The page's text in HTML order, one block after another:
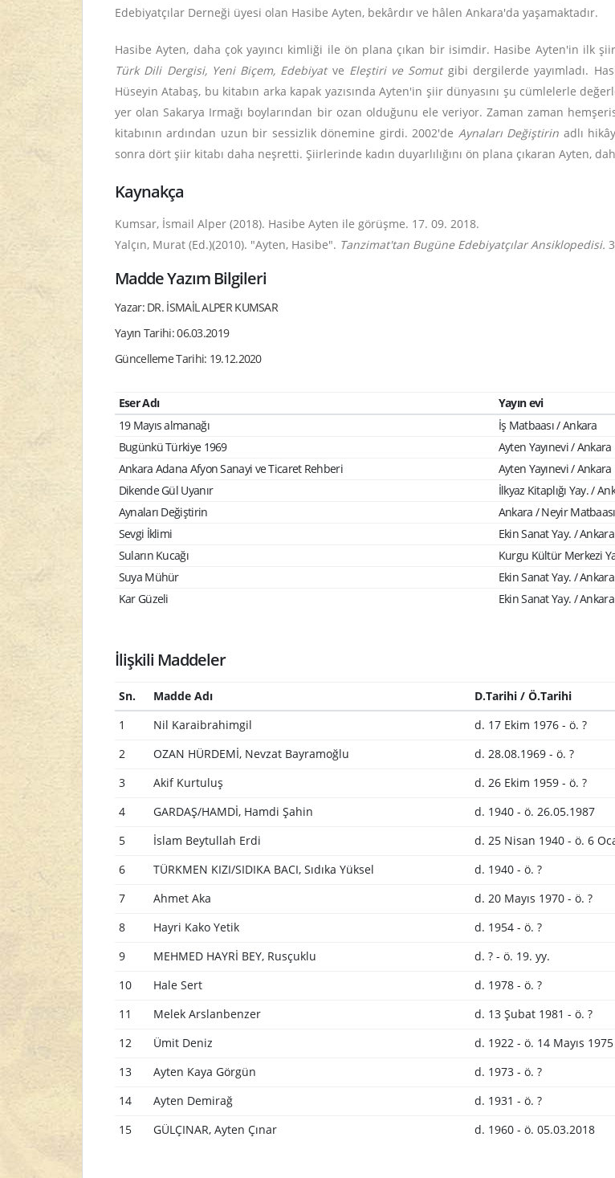
Edebiyatçılar Derneği üyesi olan Hasibe Ayten, bekârdır ve hâlen Ankara'da yaşamaktadır.
Hasibe Ayten, daha çok yayıncı kimliği ile ön plana çıkan bir isimdir. Hasibe Ayten'in ilk
Türk Dili Dergisi, Yeni Biçem, Edebiyat ve Eleştiri ve Somut gibi dergilerde yayımladı.
Hüseyin Atabaş, bu kitabın arka kapak yazısında Ayten'in şiir dünyasını şu cümlelerle
yer olan Sakarya Irmağı boylarından bir ozan olduğunu ele veriyor. Zaman zaman
kitabının ardından uzun bir sessizlik dönemine girdi. 2002'de Aynaları Değiştirin adlı
sonra dört şiir kitabı daha neşretti. Şiirlerinde kadın duyarlılığını ön plana çıkaran Ayten,
Kaynakça
Kumsar, İsmail Alper (2018). Hasibe Ayten ile görüşme. 17. 09. 2018.
Yalçın, Murat (Ed.)(2010). "Ayten, Hasibe". Tanzimat'tan Bugüne Edebiyatçılar Ansiklopedisi.
Madde Yazım Bilgileri
Yazar: DR. İSMAİL ALPER KUMSAR
Yayın Tarihi: 06.03.2019
Güncelleme Tarihi: 19.12.2020
Eser Adı Yayın evi
19 Mayıs almanağı
İş Matbaası / Ankara
Bugünkü Türkiye 1969
Ayten Yayınevi / Ankara
Ankara Adana Afyon Sanayi ve Ticaret Rehberi
Ayten Yayınevi / Ankara
Dikende Gül Uyanır
İlkyaz Kitaplığı Yay. /
Aynaları Değiştirin
Ankara / Neyir Matbaası
Sevgi İklimi
Ekin Sanat Yay. / Ankara
Suların Kucağı
Kurgu Kültür Merkezi
Suya Mühür
Ekin Sanat Yay. / Ankara
Kar Güzeli
Ekin Sanat Yay. / Ankara
İlişkili Maddeler
Sn. Madde Adı D.Tarihi / Ö.Tarihi
1
Nil Karaibrahimgil d. 17 Ekim 1976 - ö. ?
2 OZAN HÜRDEMİ, Nevzat Bayramoğlu d. 28.08.1969 - ö. ?
3 Akif Kurtuluş d. 26 Ekim 1959 - ö. ?
4 GARDAŞ/HAMDİ, Hamdi Şahin d. 1940 - ö. 26.05.1987
5 İslam Beytullah Erdi d. 25 Nisan 1940 - ö. 6
6 TÜRKMEN KIZI/SIDIKA BACI, Sıdıka Yüksel d. 1940 - ö. ?
7 Ahmet Aka d. 20 Mayıs 1970 - ö. ?
8 Hayri Kako Yetik d. 1954 - ö. ?
9 MEHMED HAYRİ BEY, Rusçuklu d. ? - ö. 19. yy.
10 Hale Sert d. 1978 - ö. ?
11 Melek Arslanbenzer d. 13 Şubat 1981 - ö. ?
12 Ümit Deniz d. 1922 - ö. 14 Mayıs 1975
13 Ayten Kaya Görgün d. 1973 - ö. ?
14 Ayten Demirağ d. 1931 - ö. ?
15 GÜLÇINAR, Ayten Çınar d. 1960 - ö. 05.03.2018